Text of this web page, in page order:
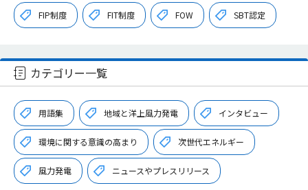
FIP制度 FIT制度 FOW SBT認定
カテゴリー一覧
用語集 地域と洋上風力発電 インタビュー
環境に関する意識の高まり 次世代エネルギー
風力発電 ニュースやプレスリリース